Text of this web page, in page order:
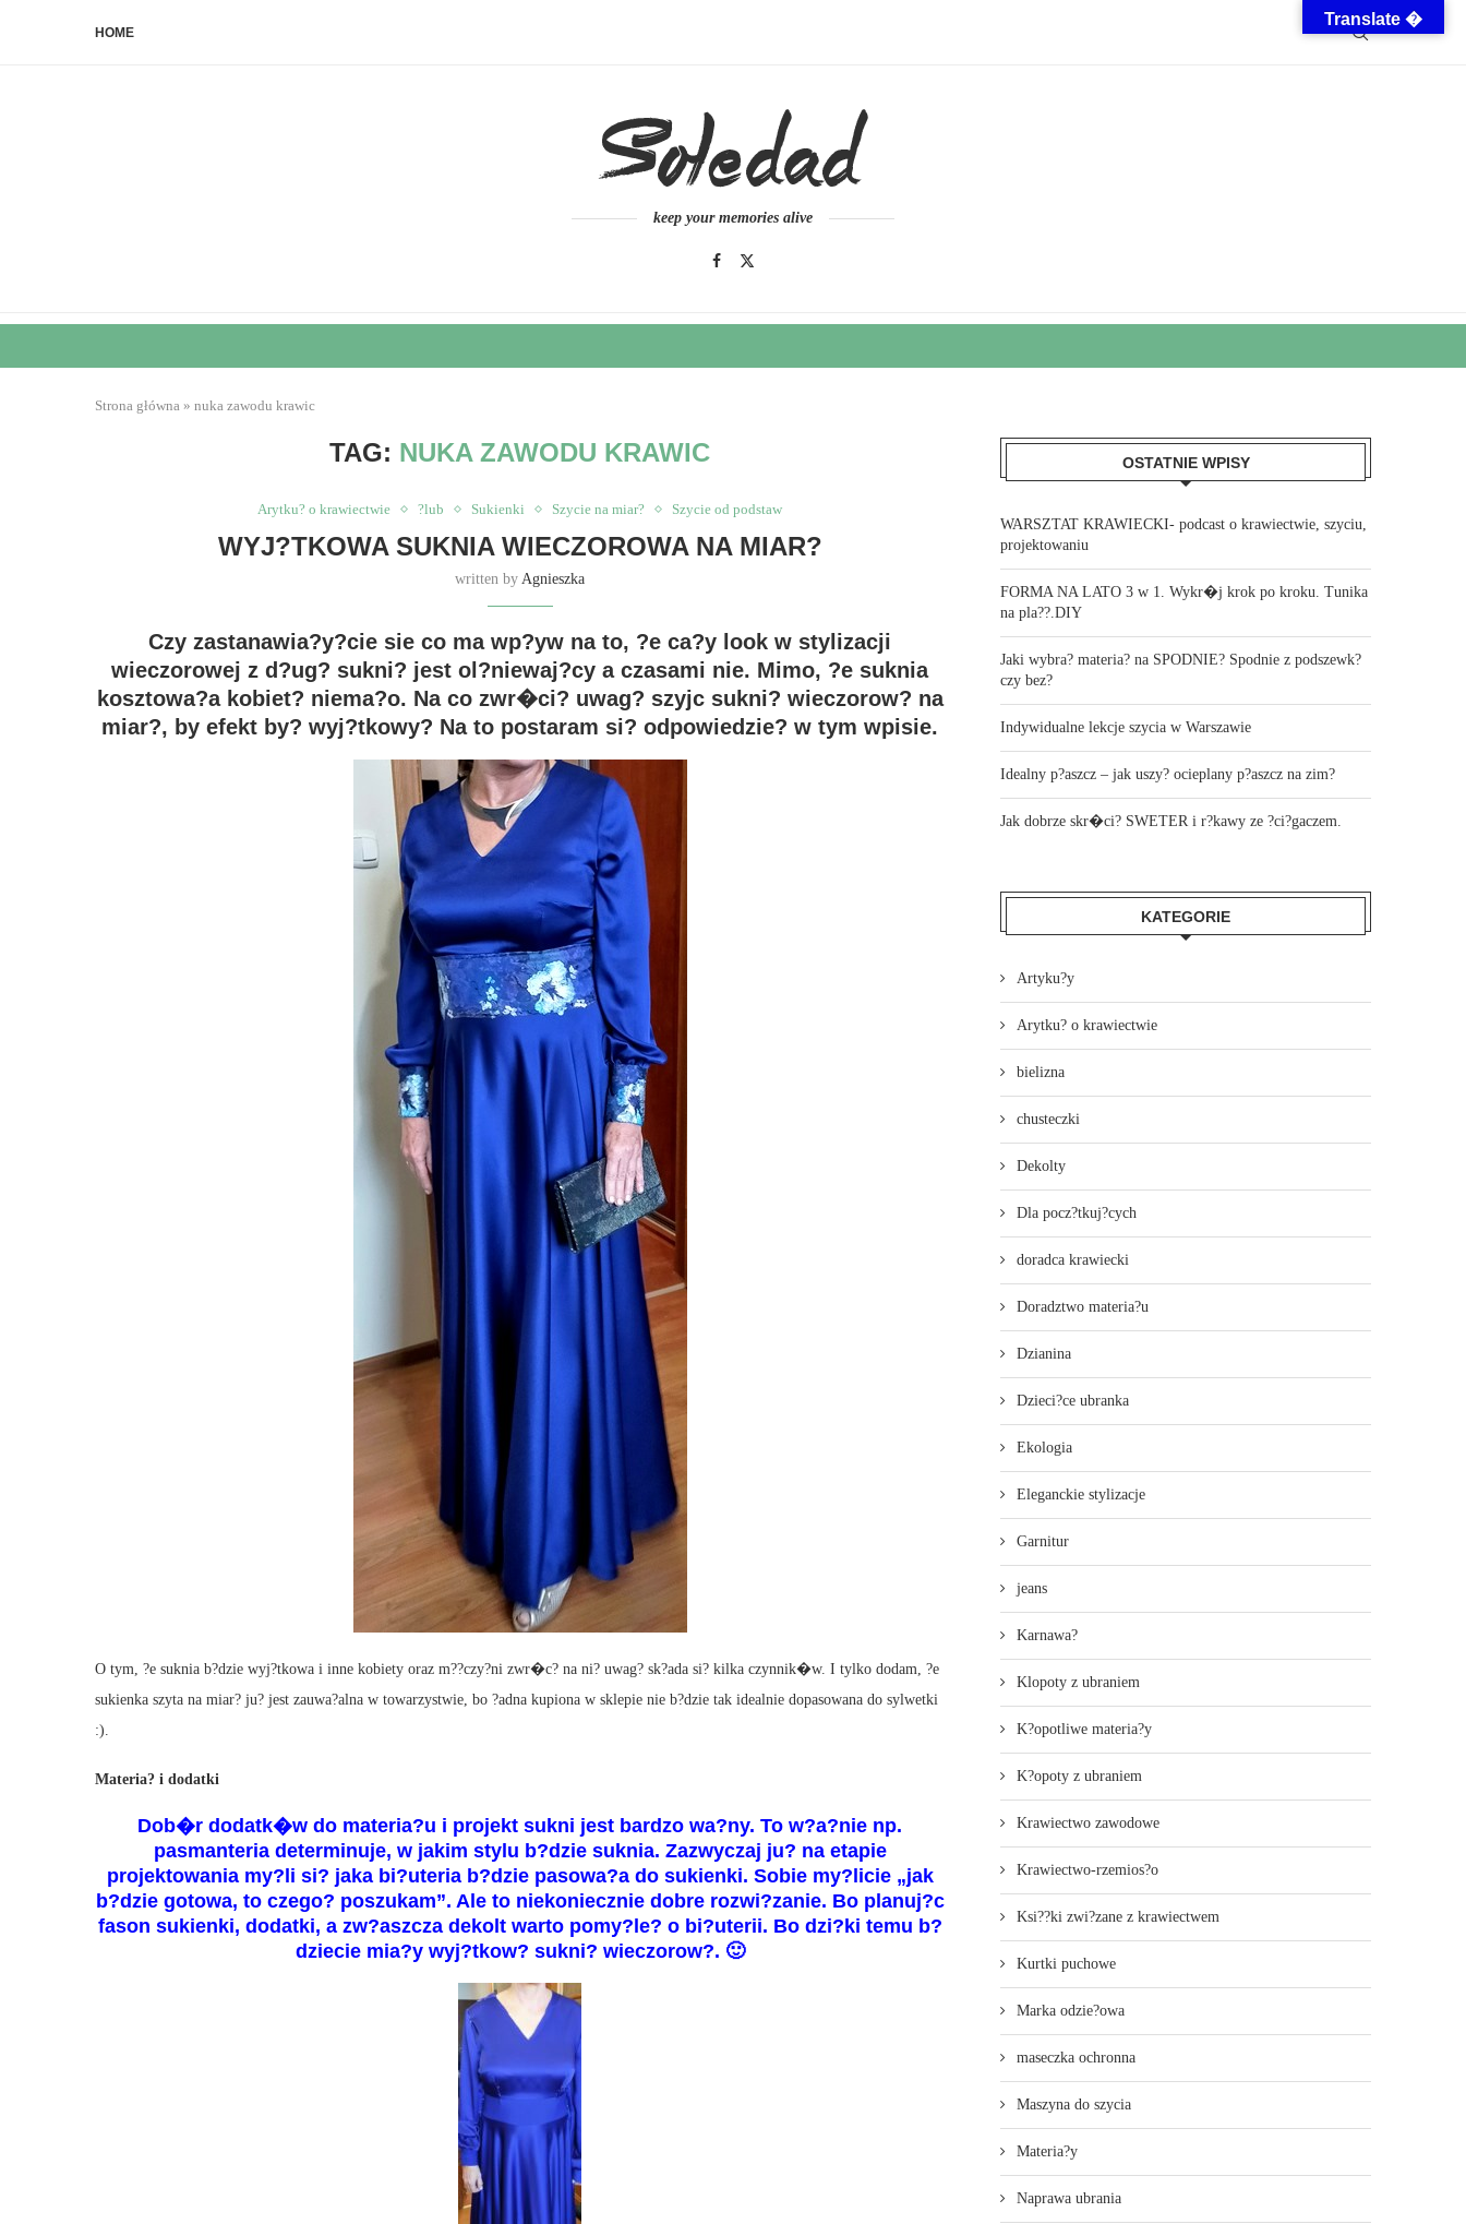
HOME
keep your memories alive
Strona główna » nuka zawodu krawic
TAG: NUKA ZAWODU KRAWIC
Arytku? o krawiectwie ?lub Sukienki Szycie na miar? Szycie od podstaw
WYJ?TKOWA SUKNIA WIECZOROWA NA MIAR?
written byAgnieszka
Czy zastanawia?y?cie sie co ma wp?yw na to, ?e ca?y look w stylizacji
wieczorowej z d?ug? sukni? jest ol?niewaj?cy a czasami nie. Mimo, ?e suknia
kosztowa?a kobiet? niema?o. Na co zwr�ci? uwag? szyjc sukni? wieczorow? na
miar?, by efekt by? wyj?tkowy? Na to postaram si? odpowiedzie? w tym wpisie.
O tym, ?e suknia b?dzie wyj?tkowa i inne kobiety oraz m??czy?ni zwr�c? na ni? uwag? sk?ada si? kilka czynnik�w. I tylko dodam, ?e
sukienka szyta na miar? ju? jest zauwa?alna w towarzystwie, bo ?adna kupiona w sklepie nie b?dzie tak idealnie dopasowana do sylwetki
:).
Materia? i dodatki
Dob�r dodatk�w do materia?u i projekt sukni jest bardzo wa?ny. To w?a?nie np.
pasmanteria determinuje, w jakim stylu b?dzie suknia. Zazwyczaj ju? na etapie
projektowania my?li si? jaka bi?uteria b?dzie pasowa?a do sukienki. Sobie my?licie „jak
b?dzie gotowa, to czego? poszukam”. Ale to niekoniecznie dobre rozwi?zanie. Bo planuj?c
fason sukienki, dodatki, a zw?aszcza dekolt warto pomy?le? o bi?uterii. Bo dzi?ki temu b?
dziecie mia?y wyj?tkow? sukni? wieczorow?. 🙂
OSTATNIE WPISY
WARSZTAT KRAWIECKI- podcast o krawiectwie, szyciu,
projektowaniu
FORMA NA LATO 3 w 1. Wykr�j krok po kroku. Tunika
na pla??.DIY
Jaki wybra? materia? na SPODNIE? Spodnie z podszewk?
czy bez?
Indywidualne lekcje szycia w Warszawie
Idealny p?aszcz – jak uszy? ocieplany p?aszcz na zim?
Jak dobrze skr�ci? SWETER i r?kawy ze ?ci?gaczem.
KATEGORIE
Artyku?y
Arytku? o krawiectwie
bielizna
chusteczki
Dekolty
Dla pocz?tkuj?cych
doradca krawiecki
Doradztwo materia?u
Dzianina
Dzieci?ce ubranka
Ekologia
Eleganckie stylizacje
Garnitur
jeans
Karnawa?
Klopoty z ubraniem
K?opotliwe materia?y
K?opoty z ubraniem
Krawiectwo zawodowe
Krawiectwo-rzemios?o
Ksi??ki zwi?zane z krawiectwem
Kurtki puchowe
Marka odzie?owa
maseczka ochronna
Maszyna do szycia
Materia?y
Naprawa ubrania
Translate �